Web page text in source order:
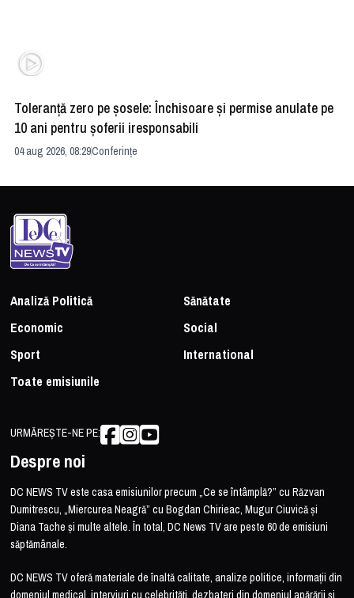
Toleranță zero pe șosele: Închisoare și permise anulate pe
10 ani pentru șoferii iresponsabili
04 aug 2026, 08:29Conferințe
Analiză Politică
Sănătate
Economic
Social
Sport
International
Toate emisiunile
URMĂREȘTE-NE PE:
Despre noi
DC NEWS TV este casa emisiunilor precum „Ce se întâmplă?” cu Răzvan
Dumitrescu, „Miercurea Neagră” cu Bogdan Chirieac, Mugur Ciuvică și
Diana Tache și multe altele. În total, DC News TV are peste 60 de emisiuni
săptămânale.
DC NEWS TV oferă materiale de înaltă calitate, analize politice, informații din
domeniul medical, interviuri cu celebrități, dezbateri din domeniul apărării și